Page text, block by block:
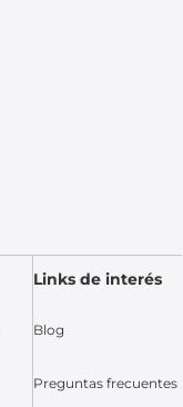
Links de interés
Blog
Preguntas frecuentes